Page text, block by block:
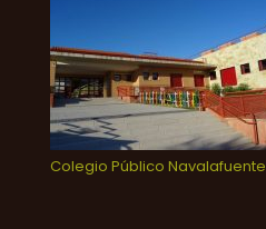
Colegio Público Navalafuente